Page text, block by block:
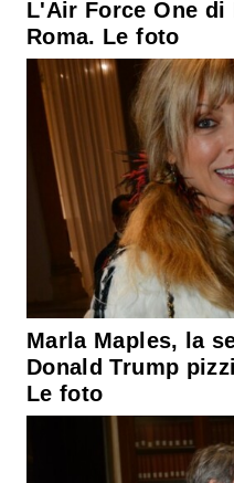
L'Air Force One di
Roma. Le foto
Marla Maples, la
Donald Trump
Le foto